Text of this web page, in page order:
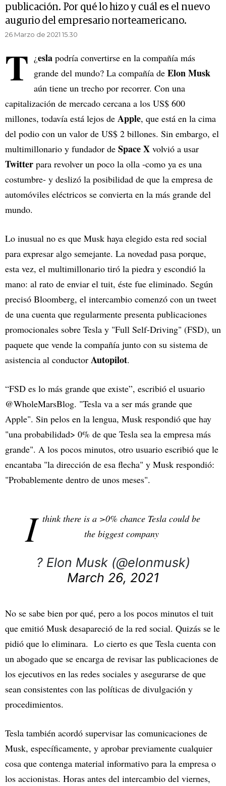
publicación. Por qué lo hizo y cuál es el nuevo
augurio del empresario norteamericano.
26 Marzo de 2021 15.30
¿
T esla podría convertirse en la compañía más
grande del mundo? La compañía de Elon Musk
aún tiene un trecho por recorrer. Con una
capitalización de mercado cercana a los US$ 600
millones, todavía está lejos de Apple, que está en la cima
del podio con un valor de US$ 2 billones. Sin embargo, el
multimillonario y fundador de Space X volvió a usar
Twitter para revolver un poco la olla -como ya es una
costumbre- y deslizó la posibilidad de que la empresa de
automóviles eléctricos se convierta en la más grande del
mundo.
Lo inusual no es que Musk haya elegido esta red social
para expresar algo semejante. La novedad pasa porque,
esta vez, el multimillonario tiró la piedra y escondió la
mano: al rato de enviar el tuit, éste fue eliminado. Según
precisó Bloomberg, el intercambio comenzó con un tweet
de una cuenta que regularmente presenta publicaciones
promocionales sobre Tesla y "Full Self-Driving" (FSD), un
paquete que vende la compañía junto con su sistema de
asistencia al conductor Autopilot.
“FSD es lo más grande que existe”, escribió el usuario
@WholeMarsBlog. "Tesla va a ser más grande que
Apple". Sin pelos en la lengua, Musk respondió que hay
"una probabilidad> 0% de que Tesla sea la empresa más
grande". A los pocos minutos, otro usuario escribió que le
encantaba "la dirección de esa flecha" y Musk respondió:
"Probablemente dentro de unos meses".
I think there is a >0% chance Tesla could be
the biggest company
? Elon Musk (@elonmusk)
March 26, 2021
No se sabe bien por qué, pero a los pocos minutos el tuit
que emitió Musk desapareció de la red social. Quizás se le
pidió que lo eliminara. Lo cierto es que Tesla cuenta con
un abogado que se encarga de revisar las publicaciones de
los ejecutivos en las redes sociales y asegurarse de que
sean consistentes con las políticas de divulgación y
procedimientos.
Tesla también acordó supervisar las comunicaciones de
Musk, específicamente, y aprobar previamente cualquier
cosa que contenga material informativo para la empresa o
los accionistas. Horas antes del intercambio del viernes,